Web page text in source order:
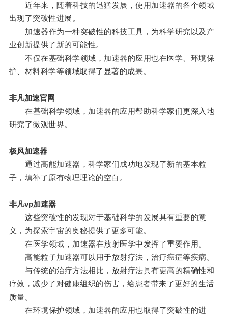
近年来，随着科技的迅猛发展，使用加速器的各个领域
出现了突破性进展。
加速器作为一种突破性的科技工具，为科学研究以及产
业创新提供了新的可能性。
不仅在基础科学领域，加速器的应用也在医学、环境保
护、材料科学等领域取得了显著的成果。
非凡加速官网
在基础科学领域，加速器的应用帮助科学家们更深入地
研究了微观世界。
极风加速器
通过高能加速器，科学家们成功地发现了新的基本粒
子，填补了原有物理理论的空白。
非凡vp加速器
这些突破性的发现对于基础科学的发展具有重要的意
义，为探索宇宙的奥秘提供了更多可能。
在医学领域，加速器在放射医学中发挥了重要作用。
高能粒子加速器可以用于放射疗法，治疗癌症等疾病。
与传统的治疗方法相比，放射疗法具有更高的精确性和
疗效，减少了对健康组织的伤害，给患者带来了更好的生活
质量。
在环境保护领域，加速器的应用也取得了突破性的进